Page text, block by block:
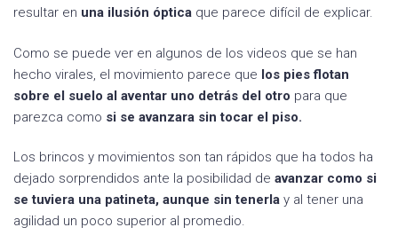
resultar en una ilusión óptica que parece difícil de explicar.
Como se puede ver en algunos de los videos que se han
hecho virales, el movimiento parece que los pies flotan
sobre el suelo al aventar uno detrás del otro para que
parezca como si se avanzara sin tocar el piso.
Los brincos y movimientos son tan rápidos que ha todos ha
dejado sorprendidos ante la posibilidad de avanzar como si
se tuviera una patineta, aunque sin tenerla y al tener una
agilidad un poco superior al promedio.